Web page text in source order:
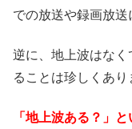
での放送や録画放送
逆に、地上波はな
ることは珍しくあり
「地上波ある？」